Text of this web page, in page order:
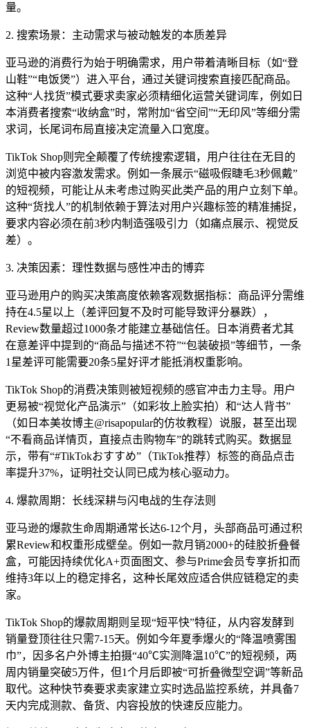
量。
2. 搜索场景：主动需求与被动触发的本质差异
亚马逊的消费行为始于明确需求，用户带着清晰目标（如“登
山鞋”“电饭煲”）进入平台，通过关键词搜索直接匹配商品。
这种“人找货”模式要求卖家必须精细化运营关键词库，例如日
本消费者搜索“收纳盒”时，常附加“省空间”“无印风”等细分需
求词，长尾词布局直接决定流量入口宽度。
TikTok Shop则完全颠覆了传统搜索逻辑，用户往往在无目的
浏览中被内容激发需求。例如一条展示“磁吸假睫毛3秒佩戴”
的短视频，可能让从未考虑过购买此类产品的用户立刻下单。
这种“货找人”的机制依赖于算法对用户兴趣标签的精准捕捉，
要求内容必须在前3秒内制造强吸引力（如痛点展示、视觉反
差）。
3. 决策因素：理性数据与感性冲击的博弈
亚马逊用户的购买决策高度依赖客观数据指标：商品评分需维
持在4.5星以上（差评回复不及时可能导致评分暴跌），
Review数量超过1000条才能建立基础信任。日本消费者尤其
在意差评中提到的“商品与描述不符”“包装破损”等细节，一条
1星差评可能需要20条5星好评才能抵消权重影响。
TikTok Shop的消费决策则被短视频的感官冲击力主导。用户
更易被“视觉化产品演示”（如彩妆上脸实拍）和“达人背书”
（如日本美妆博主@risapopular的仿妆教程）说服，甚至出现
“不看商品详情页，直接点击购物车”的跳转式购买。数据显
示，带有“#TikTokおすすめ”（TikTok推荐）标签的商品点击
率提升37%，证明社交认同已成为核心驱动力。
4. 爆款周期：长线深耕与闪电战的生存法则
亚马逊的爆款生命周期通常长达6-12个月，头部商品可通过积
累Review和权重形成壁垒。例如一款月销2000+的硅胶折叠餐
盒，可能因持续优化A+页面图文、参与Prime会员专享折扣而
维持3年以上的稳定排名，这种长尾效应适合供应链稳定的卖
家。
TikTok Shop的爆款周期则呈现“短平快”特征，从内容发酵到
销量登顶往往只需7-15天。例如今年夏季爆火的“降温喷雾围
巾”，因多名户外博主拍摄“40℃实测降温10℃”的短视频，两
周内销量突破5万件，但1个月后即被“可折叠微型空调”等新品
取代。这种快节奏要求卖家建立实时选品监控系统，并具备7
天内完成测款、备货、内容投放的快速反应能力。